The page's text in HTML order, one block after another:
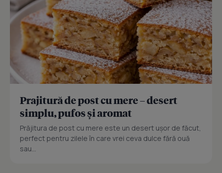
Prajitură de post cu mere – desert
simplu, pufos și aromat
Prăjitura de post cu mere este un desert ușor de făcut,
perfect pentru zilele în care vrei ceva dulce fără ouă
sau...